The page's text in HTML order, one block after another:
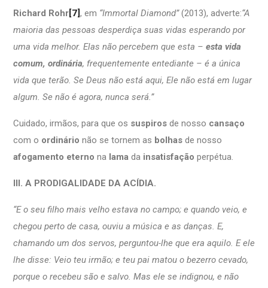
Richard Rohr[7], em “Immortal Diamond”(2013), adverte:“A
maioria das pessoas desperdiça suas vidas esperando por
uma vida melhor. Elas não percebem que esta – esta vida
comum, ordinária, frequentemente entediante – é a única
vida que terão. Se Deus não está aqui, Ele não está em lugar
algum. Se não é agora, nunca será.”
Cuidado, irmãos, para que os suspiros de nosso cansaço
com o ordinário não se tornem as bolhas de nosso
afogamento eterno na lama da insatisfação perpétua.
III. A PRODIGALIDADE DA ACÍDIA.
“E o seu filho mais velho estava no campo; e quando veio, e
chegou perto de casa, ouviu a música e as danças. E,
chamando um dos servos, perguntou-lhe que era aquilo. E ele
lhe disse: Veio teu irmão; e teu pai matou o bezerro cevado,
porque o recebeu são e salvo. Mas ele se indignou, e não